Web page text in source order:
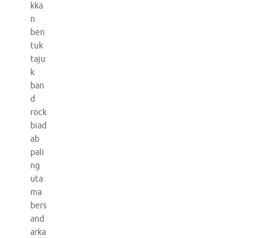
kka
n
ben
tuk
taju
k
ban
d
rock
biad
ab
pali
ng
uta
ma
bers
and
arka